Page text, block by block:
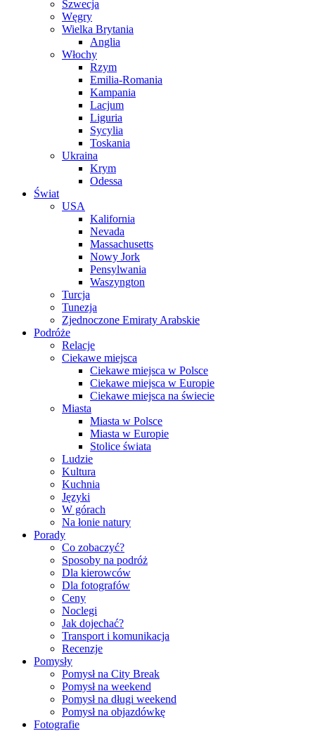
Szwecja
Węgry
Wielka Brytania
Anglia
Włochy
Rzym
Emilia-Romania
Kampania
Lacjum
Liguria
Sycylia
Toskania
Ukraina
Krym
Odessa
Świat
USA
Kalifornia
Nevada
Massachusetts
Nowy Jork
Pensylwania
Waszyngton
Turcja
Tunezja
Zjednoczone Emiraty Arabskie
Podróże
Relacje
Ciekawe miejsca
Ciekawe miejsca w Polsce
Ciekawe miejsca w Europie
Ciekawe miejsca na świecie
Miasta
Miasta w Polsce
Miasta w Europie
Stolice świata
Ludzie
Kultura
Kuchnia
Języki
W górach
Na łonie natury
Porady
Co zobaczyć?
Sposoby na podróż
Dla kierowców
Dla fotografów
Ceny
Noclegi
Jak dojechać?
Transport i komunikacja
Recenzje
Pomysły
Pomysł na City Break
Pomysł na weekend
Pomysł na długi weekend
Pomysł na objazdówkę
Fotografie